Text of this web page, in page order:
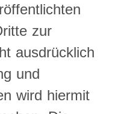
zur
ausdrücklich
und
wird hiermit